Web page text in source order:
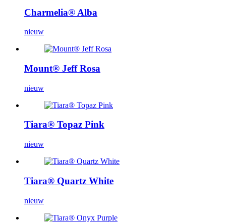
Charmelia® Alba
nieuw
Mount® Jeff Rosa
nieuw
Tiara® Topaz Pink
nieuw
Tiara® Quartz White
nieuw